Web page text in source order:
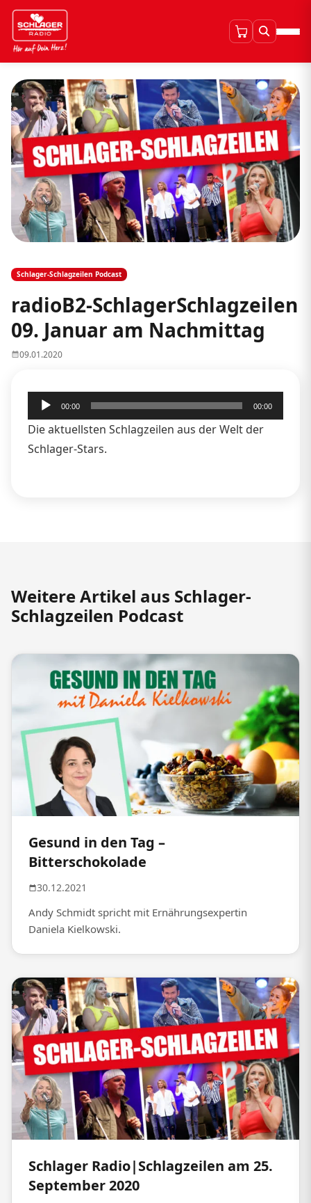
Schlager-Schlagzeilen Podcast
radioB2-SchlagerSchlagzeilen
09. Januar am Nachmittag
09.01.2020
Audio-
Player
00:00 00:00
Die aktuellsten Schlagzeilen aus der Welt der
Schlager-Stars.
Weitere Artikel aus Schlager-
Schlagzeilen Podcast
Gesund in den Tag –
Bitterschokolade
30.12.2021
Andy Schmidt spricht mit Ernährungsexpertin
Daniela Kielkowski.
Schlager Radio|Schlagzeilen am 25.
September 2020